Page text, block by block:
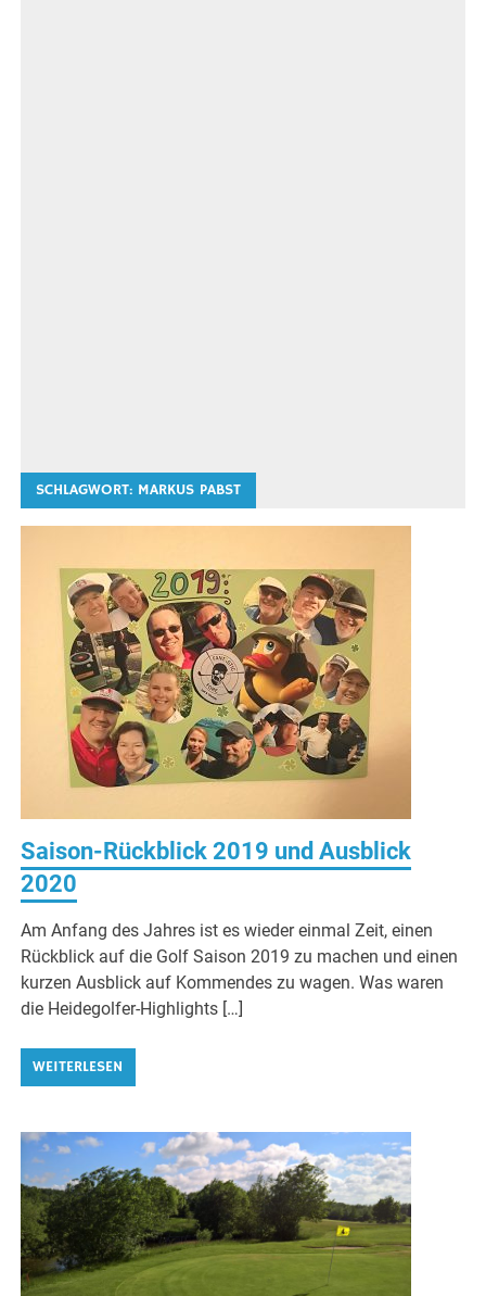
SCHLAGWORT: MARKUS PABST
Saison-Rückblick 2019 und Ausblick
2020
Am Anfang des Jahres ist es wieder einmal Zeit, einen
Rückblick auf die Golf Saison 2019 zu machen und einen
kurzen Ausblick auf Kommendes zu wagen. Was waren
die Heidegolfer-Highlights […]
WEITERLESEN